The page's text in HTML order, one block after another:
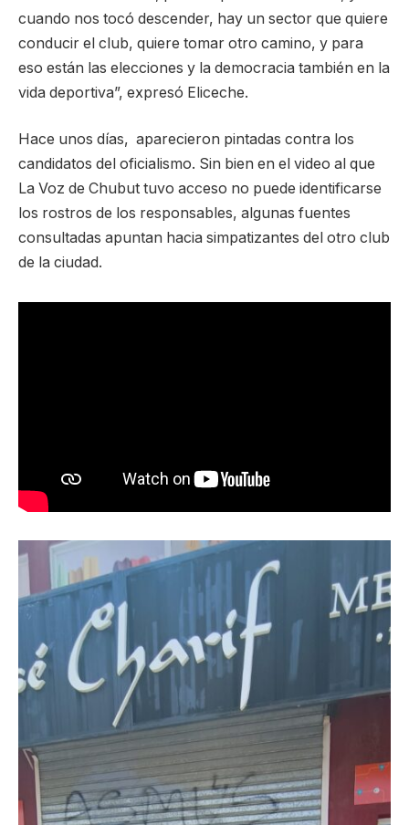
cuando nos tocó descender, hay un sector que quiere
conducir el club, quiere tomar otro camino, y para
eso están las elecciones y la democracia también en la
vida deportiva”, expresó Eliceche.
Hace unos días, aparecieron pintadas contra los
candidatos del oficialismo. Sin bien en el video al que
La Voz de Chubut tuvo acceso no puede identificarse
los rostros de los responsables, algunas fuentes
consultadas apuntan hacia simpatizantes del otro club
de la ciudad.